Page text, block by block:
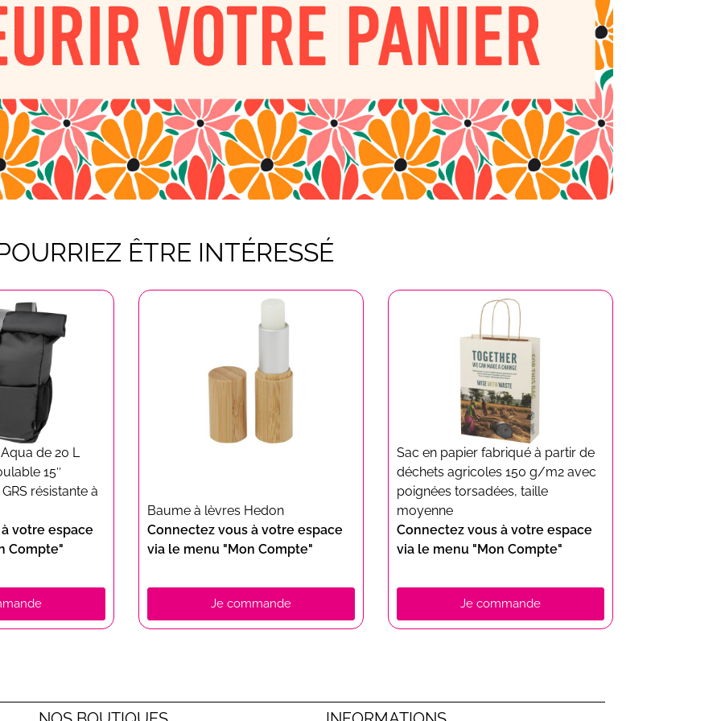
ÊTRE INTÉRESSÉ
de 20 L
15″
résistante à
votre espace
Compte"
Baume à lèvres Hedon
Connectez vous à votre espace
via le menu "Mon Compte"
Je commande
Sac en papier fabriqué à partir de
déchets agricoles 150 g/m2 avec
poignées torsadées, taille
moyenne
Connectez vous à votre espace
via le menu "Mon Compte"
Je commande